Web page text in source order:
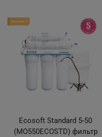
Ecosoft Standard 5-50
(MO550ECOSTD) фильтр